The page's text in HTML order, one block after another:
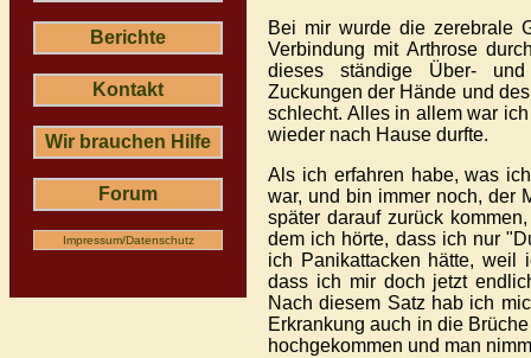
Berichte
Kontakt
Wir brauchen Hilfe
Forum
Impressum/Datenschutz
Bei mir wurde die zerebrale
Verbindung mit Arthrose
dieses ständige Über- und
Zuckungen der Hände und
schlecht. Alles in allem war
wieder nach Hause durfte.
Als ich erfahren habe, was
war, und bin immer noch, der
später darauf zurück
dem ich hörte, dass ich nur
ich Panikattacken hätte, weil
dass ich mir doch jetzt
Nach diesem Satz hab ich
Erkrankung auch in die
hochgekommen und man